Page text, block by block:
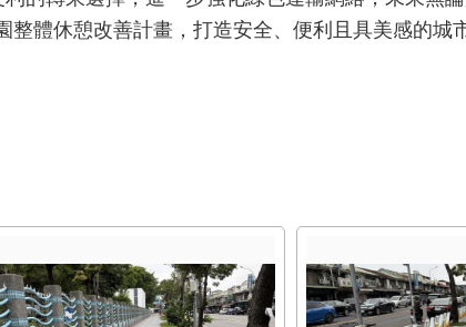
體休憩改善計畫，打造安全、便利且具美感的城